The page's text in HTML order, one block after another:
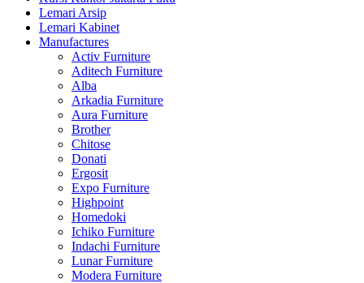
Lemari Arsip
Lemari Kabinet
Manufactures
Activ Furniture
Aditech Furniture
Alba
Arkadia Furniture
Aura Furniture
Brother
Chitose
Donati
Ergosit
Expo Furniture
Highpoint
Homedoki
Ichiko Furniture
Indachi Furniture
Lunar Furniture
Modera Furniture